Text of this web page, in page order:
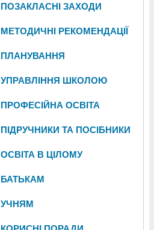
ПОЗАКЛАСНІ ЗАХОДИ
МЕТОДИЧНІ РЕКОМЕНДАЦІЇ
ПЛАНУВАННЯ
УПРАВЛІННЯ ШКОЛОЮ
ПРОФЕСІЙНА ОСВІТА
ПІДРУЧНИКИ ТА ПОСІБНИКИ
ОСВІТА В ЦІЛОМУ
БАТЬКАМ
УЧНЯМ